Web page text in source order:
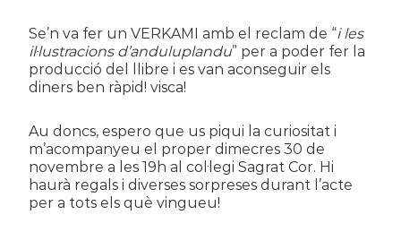
Se’n va fer un VERKAMI amb el reclam de “i les
il·lustracions d’anduluplandu” per a poder fer la
producció del llibre i es van aconseguir els
diners ben ràpid! visca!
Au doncs, espero que us piqui la curiositat i
m’acompanyeu el proper dimecres 30 de
novembre a les 19h al col·legi Sagrat Cor. Hi
haurà regals i diverses sorpreses durant l’acte
per a tots els què vingueu!